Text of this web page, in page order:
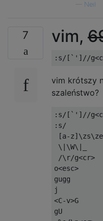
Neil
7 vim,
vim krótszy
szaleństwo?
:s/[`']//
:s/
[a-
\|\W\|_
/\r/g<cr>
o<esc>
gugg
j
<C-v>G
gU